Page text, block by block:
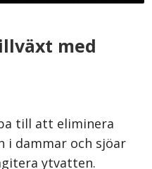
med
till att eliminera
i dammar och sjöar
ytvatten.